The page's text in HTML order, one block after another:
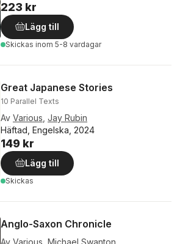
223 kr
Lägg till
Skickas inom 5-8 vardagar
Great Japanese Stories
10 Parallel Texts
Av Various Jay Rubin
Häftad, Engelska, 2024
149 kr
Lägg till
Skickas
Anglo-Saxon Chronicle